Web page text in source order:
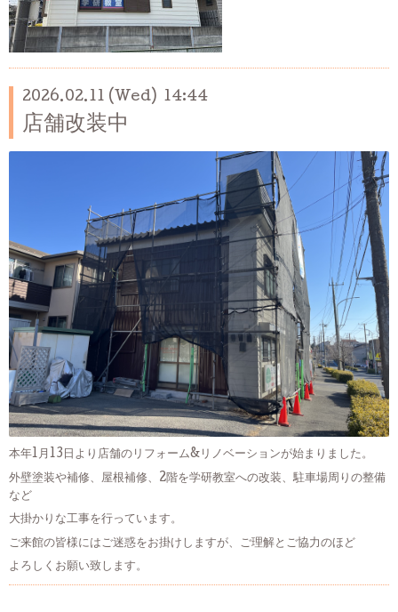
2026.02.11 (Wed) 14:44
店舗改装中
本年1月13日より店舗のリフォーム&リノベーションが始まりました。
外壁塗装や補修、屋根補修、2階を学研教室への改装、駐車場周りの整備
など
大掛かりな工事を行っています。
ご来館の皆様にはご迷惑をお掛けしますが、ご理解とご協力のほど
よろしくお願い致します。